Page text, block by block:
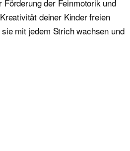
der Feinmotorik und
deiner Kinder freien
mit jedem Strich wachsen und